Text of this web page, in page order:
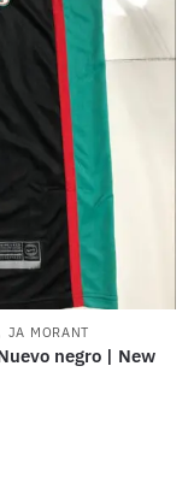
JA MORANT
negro | New